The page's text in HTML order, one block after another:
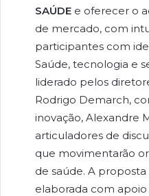
SAÚDE e oferecer o
de mercado, com
participantes com
Saúde, tecnologia e
liderado pelos
Rodrigo Demarch,
inovação, Alexandre
articuladores de
que movimentarão
de saúde. A proposta
elaborada com apoio